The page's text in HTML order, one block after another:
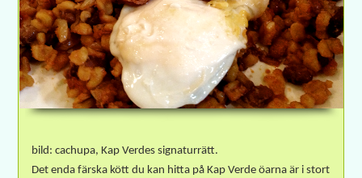
bild: cachupa, Kap Verdes signaturrätt.
Det enda färska kött du kan hitta på Kap Verde öarna är i stort